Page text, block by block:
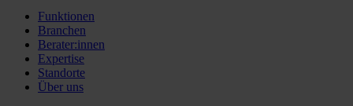
Funktionen
Branchen
Berater:innen
Expertise
Standorte
Über uns